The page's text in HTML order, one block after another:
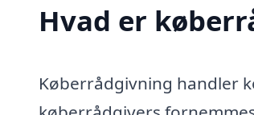
Hvad er
Køberrådgivning handler